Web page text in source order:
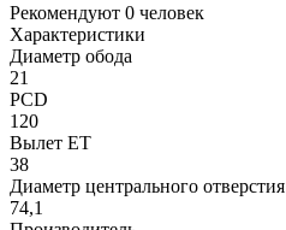
Рекомендуют 0 человек
Характеристики
Диаметр обода
21
PCD
120
Вылет ET
38
Диаметр центрального отверстия
74,1